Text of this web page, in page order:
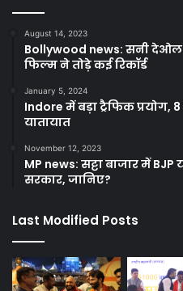
August 14, 2023
Bollywood news: सनी
फिल्म ने तोड़े कई रिकॉर्ड
January 5, 2024
Indore में बड़ा ट्रैफिक
यातायात
November 12, 2023
MP news: सट्टा बाजार में
सरकार, जानिए?
Last Modified Posts